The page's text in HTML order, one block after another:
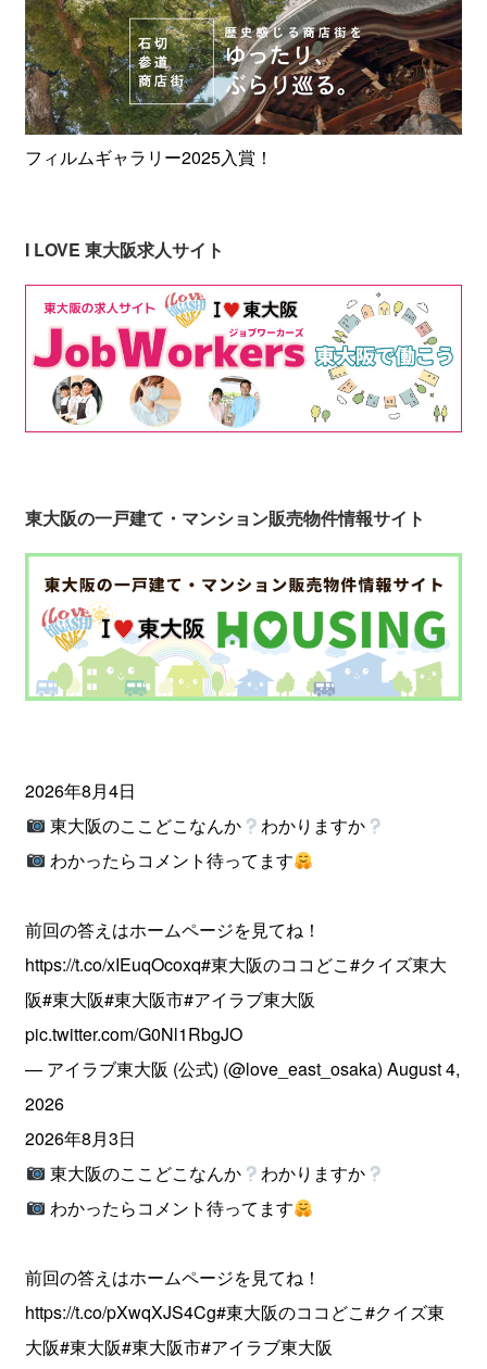
フィルムギャラリー2025入賞！
I LOVE 東大阪求人サイト
東大阪の一戸建て・マンション販売物件情報サイト
2026年8月4日
東大阪のここどこなんか
わかりますか
わかったらコメント待ってます
前回の答えはホームページを見てね！
https://t.co/xIEuqOcoxq#東大阪のココどこ#クイズ東大
阪#東大阪#東大阪市#アイラブ東大阪
pic.twitter.com/G0Nl1RbgJO
— アイラブ東大阪 (公式) (@love_east_osaka)August 4,
2026
2026年8月3日
東大阪のここどこなんか
わかりますか
わかったらコメント待ってます
前回の答えはホームページを見てね！
https://t.co/pXwqXJS4Cg#東大阪のココどこ#クイズ東
大阪#東大阪#東大阪市#アイラブ東大阪